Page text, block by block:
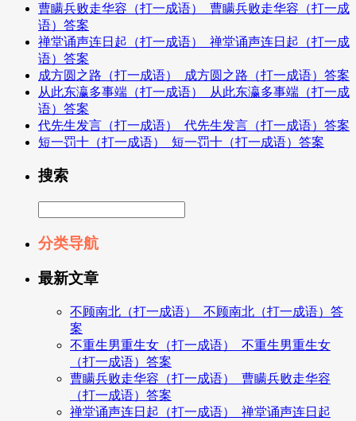
曹瞒兵败走华容（打一成语）_曹瞒兵败走华容（打一成
语）答案
禅堂诵声连日起（打一成语）_禅堂诵声连日起（打一成
语）答案
成方圆之路（打一成语）_成方圆之路（打一成语）答案
从此东瀛多事端（打一成语）_从此东瀛多事端（打一成
语）答案
代先生发言（打一成语）_代先生发言（打一成语）答案
短一罚十（打一成语）_短一罚十（打一成语）答案
搜索
分类导航
最新文章
不顾南北（打一成语）_不顾南北（打一成语）答
案
不重生男重生女（打一成语）_不重生男重生女
（打一成语）答案
曹瞒兵败走华容（打一成语）_曹瞒兵败走华容
（打一成语）答案
禅堂诵声连日起（打一成语）_禅堂诵声连日起